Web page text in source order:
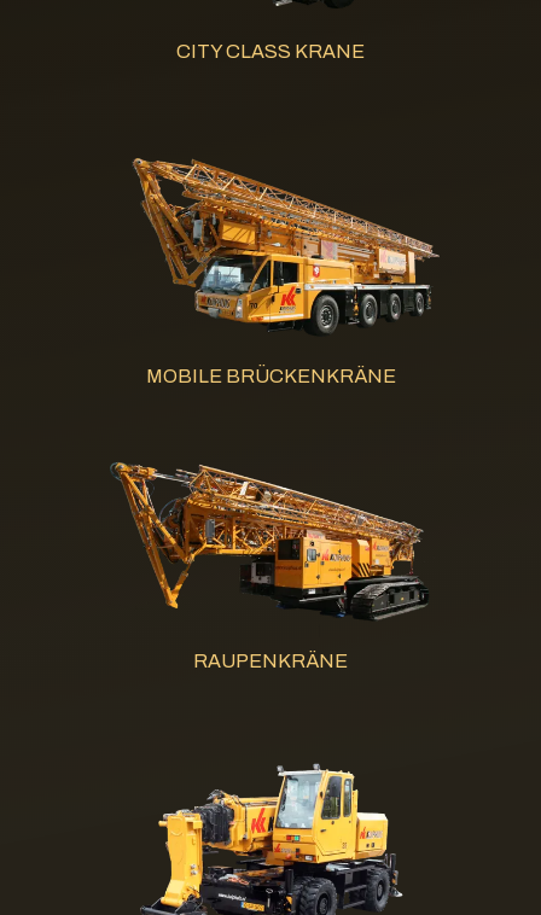
CITY CLASS KRANE
MOBILE BRÜCKENKRÄNE
RAUPENKRÄNE